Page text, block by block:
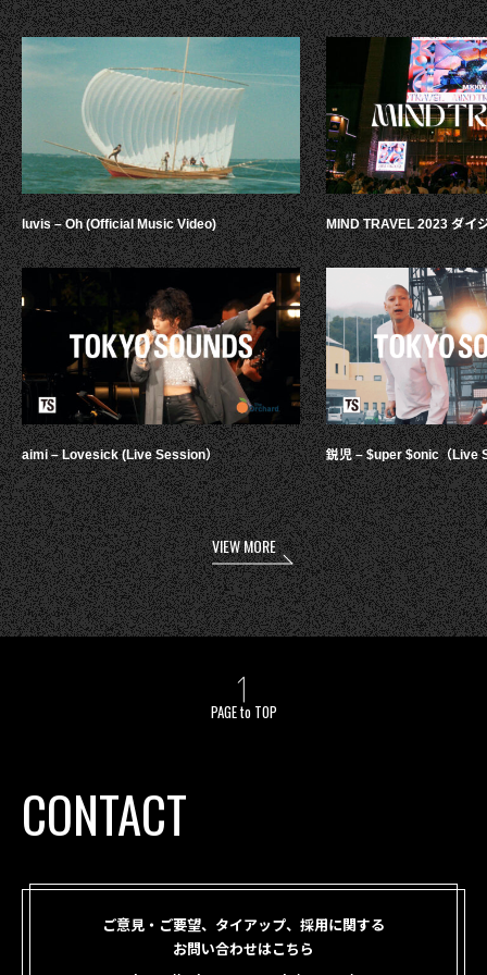
luvis – Oh (Official Music Video)
aimi – Lovesick (Live Session）
MIND TRAVEL 2023 ダイ
鋭児 – $uper $onic（Live
VIEW MORE
PAGE to TOP
CONTACT
ご意見・ご要望、タイアップ、採用に関する
お問い合わせはこちら